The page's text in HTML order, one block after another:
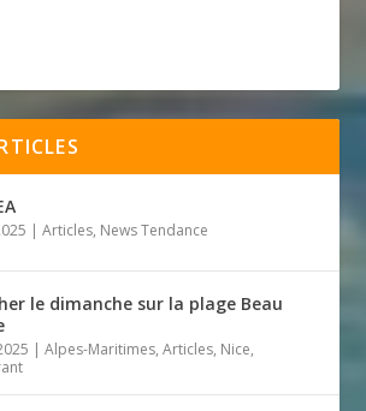
|Articles, News Tendance
le dimanche sur la plage Beau
|Alpes-Maritimes,Articles, Nice,